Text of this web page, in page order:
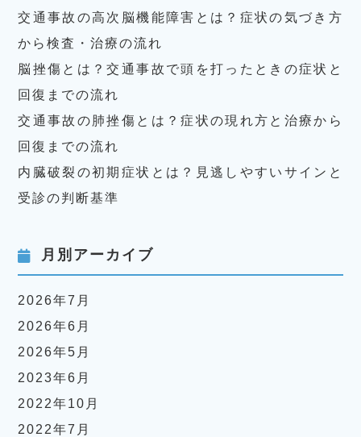
交通事故の高次脳機能障害とは？症状の気づき方
から検査・治療の流れ
脳挫傷とは？交通事故で頭を打ったときの症状と
回復までの流れ
交通事故の肺挫傷とは？症状の現れ方と治療から
回復までの流れ
内臓破裂の初期症状とは？見逃しやすいサインと
受診の判断基準
月別アーカイブ
2026年7月
2026年6月
2026年5月
2023年6月
2022年10月
2022年7月